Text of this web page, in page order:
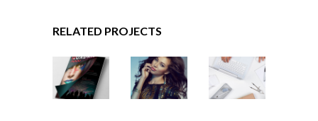
RELATED PROJECTS